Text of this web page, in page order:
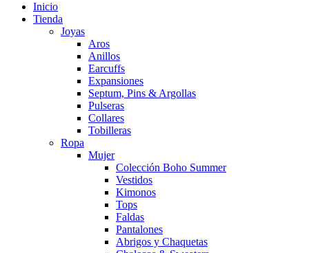
Inicio
Tienda
Joyas
Aros
Anillos
Earcuffs
Expansiones
Septum, Pins & Argollas
Pulseras
Collares
Tobilleras
Ropa
Mujer
Colección Boho Summer
Vestidos
Kimonos
Tops
Faldas
Pantalones
Abrigos y Chaquetas